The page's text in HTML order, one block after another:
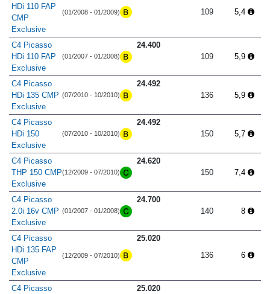
HDi 110 FAP
CMP
Exclusive
(01/2008 - 01/2009)
109
5,4
C4 Picasso
HDi 110 FAP
Exclusive
(01/2007 - 01/2008)
24.400
109
5,9
C4 Picasso
HDi 135 CMP
Exclusive
(07/2010 - 10/2010)
24.492
136
5,9
C4 Picasso
HDi 150
Exclusive
(07/2010 - 10/2010)
24.492
150
5,7
C4 Picasso
THP 150 CMP
Exclusive
(12/2009 - 07/2010)
24.620
150
7,4
C4 Picasso
2.0i 16v CMP
Exclusive
(01/2007 - 01/2008)
24.700
140
8
C4 Picasso
HDi 135 FAP
CMP
Exclusive
(12/2009 - 07/2010)
25.020
136
6
C4 Picasso
25.020